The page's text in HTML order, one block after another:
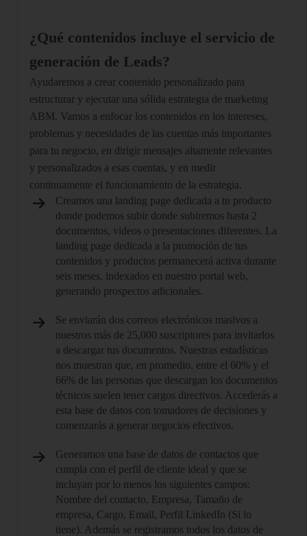
¿Qué contenidos incluye el servicio de
generación de Leads?
Ayudaremos a crear contenido personalizado para
estructurar y ejecutar una sólida estrategia de marketing
ABM. Vamos a enfocar los contenidos en los intereses,
problemas y necesidades de las cuentas más importantes
para tu negocio, en dirigir mensajes altamente relevantes
y personalizados a esas cuentas, y en medir
continuamente el funcionamiento de la estrategia.
Creamos una landing page dedicada a tu producto
donde podemos subir donde subiremos hasta 2
documentos, videos o presentaciones diferentes. La
landing page dedicada a la promoción de tus
contenidos y productos permanecerá activa durante
seis meses, indexados en nuestro portal web,
generando prospectos adicionales.
Se enviarán dos correos electrónicos masivos a
nuestros más de 25,000 suscriptores para invitarlos
a descargar tus documentos. Nuestras estadísticas
nos muestran que, en promedio, entre el 60% y el
66% de las personas que descargan los documentos
técnicos suelen tener cargos directivos. Accederás a
esta base de datos con tomadores de decisiones y
comenzarás a generar negocios efectivos.
Generamos una base de datos de contactos que
cumpla con el perfil de cliente ideal y que se
incluyan por lo menos los siguientes campos:
Nombre del contacto, Empresa, Tamaño de
empresa, Cargo, Email, Perfil LinkedIn (Si lo
tiene). Además se registramos todos los datos de